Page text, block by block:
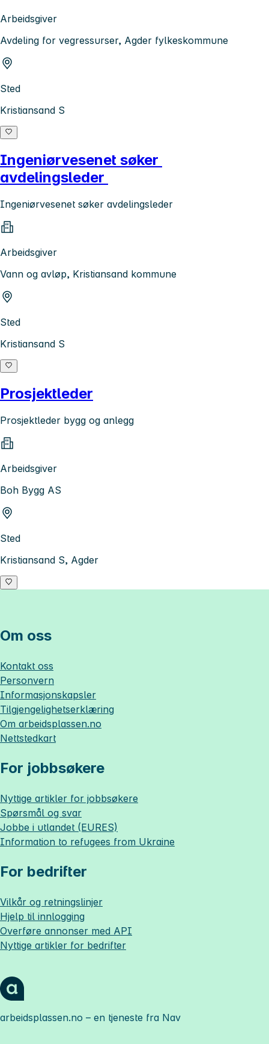
Arbeidsgiver
Avdeling for vegressurser, Agder fylkeskommune
Sted
Kristiansand S
Ingeniørvesenet søker
avdelingsleder
Ingeniørvesenet søker avdelingsleder
Arbeidsgiver
Vann og avløp, Kristiansand kommune
Sted
Kristiansand S
Prosjektleder
Prosjektleder bygg og anlegg
Arbeidsgiver
Boh Bygg AS
Sted
Kristiansand S, Agder
Om oss
Kontakt oss
Personvern
Informasjonskapsler
Tilgjengelighetserklæring
Om arbeidsplassen.no
Nettstedkart
For jobbsøkere
Nyttige artikler for jobbsøkere
Spørsmål og svar
Jobbe i utlandet (EURES)
Information to refugees from Ukraine
For bedrifter
Vilkår og retningslinjer
Hjelp til innlogging
Overføre annonser med API
Nyttige artikler for bedrifter
arbeidsplassen.no – en tjeneste fra Nav